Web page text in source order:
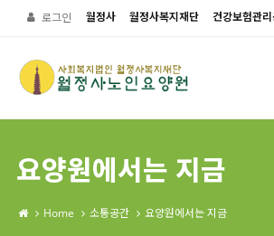
로그인 월정사 월정사복지재단 건강보험관
요양원에서는 지금
Home 소통공간 요양원에서는 지금